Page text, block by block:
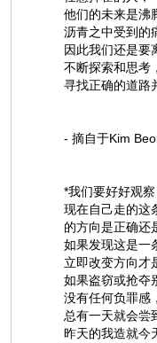
他们的未来是沸
沥青之中受到的
因此我们还是要
不断探索和思考，
寻找正确的道路
- 摘自于Kim
*我们要好好观察
现在自己走的这
的方向是正确还
如果发现这是一
立即改变方向才
如果盗窃或抢夺
没有任何负罪感，
总有一天就会尝
昨天的我造就今